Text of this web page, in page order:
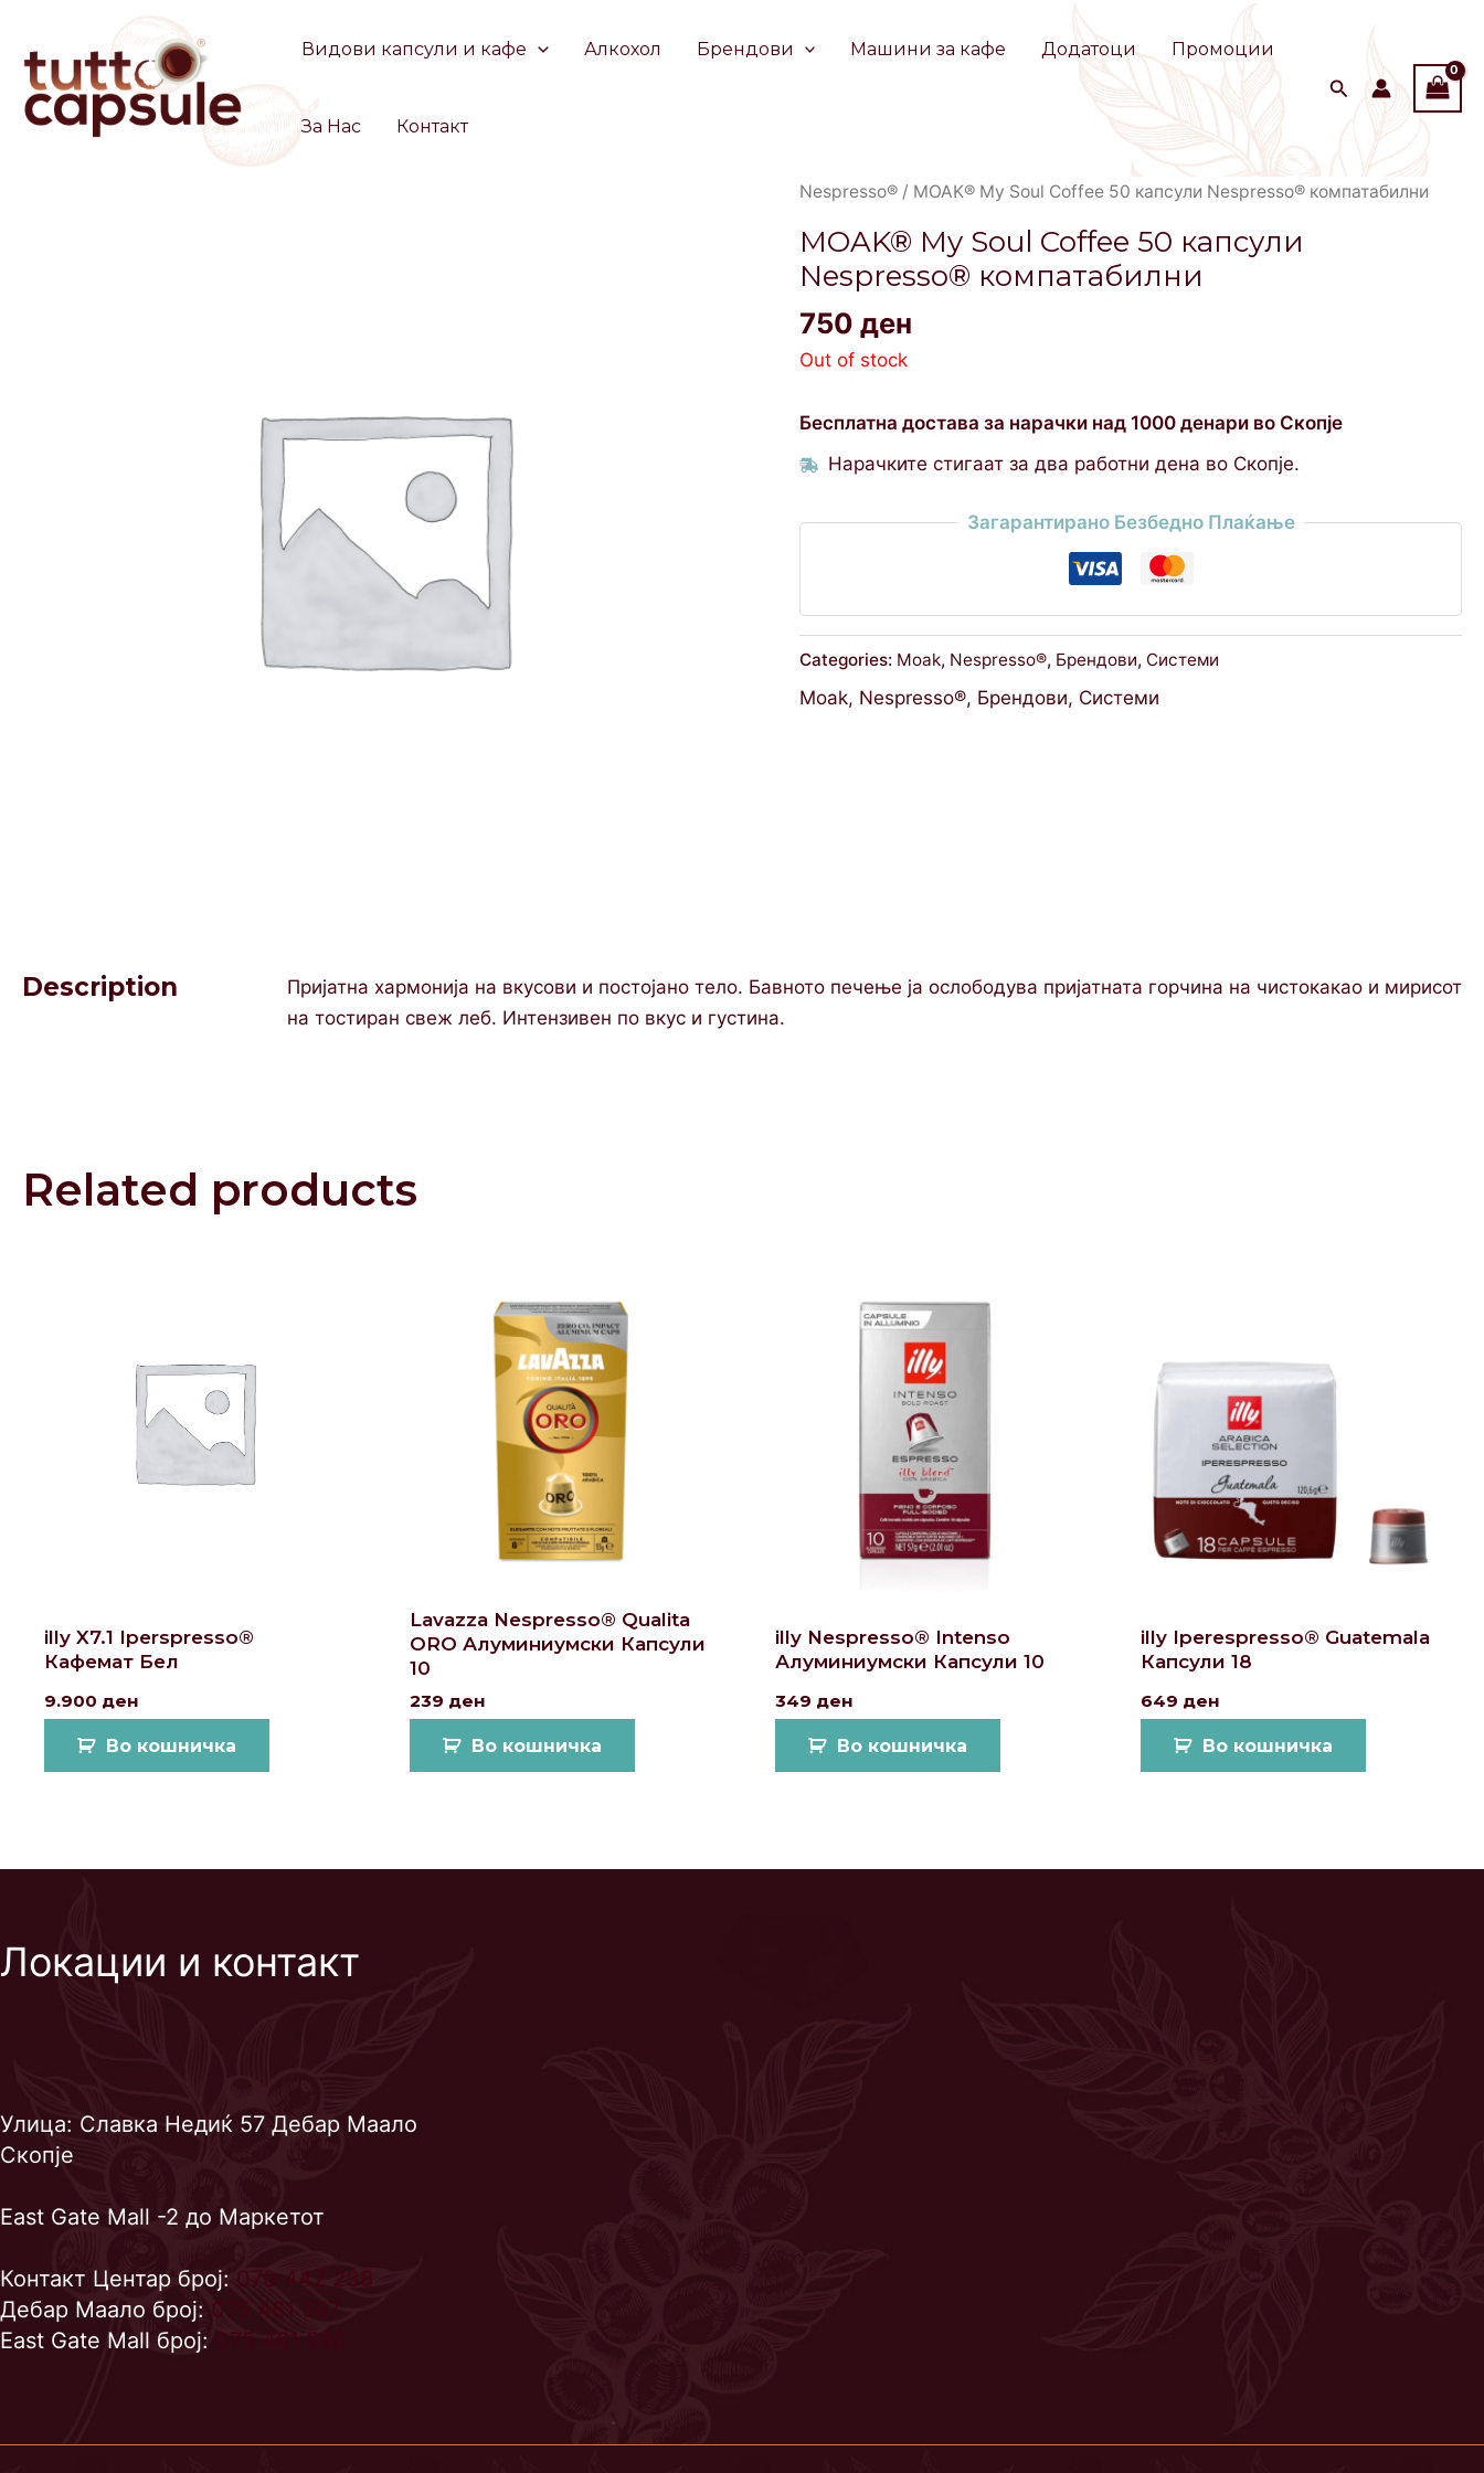
content
Видови капсули и кафе Алкохол Брендови Машини за кафе Додатоци Промоции
За Нас Контакт
Nespresso® / MOAK® My Soul Coffee 50 капсули Nespresso® компатабилни
MOAK® My Soul Coffee 50 капсули
Nespresso® компатабилни
750ден
Out of stock
Бесплатна достава за нарачки над 1000 денари во Скопје
Нарачките стигаат за два работни дена во Скопје.
Загарантирано Безбедно Плаќање
Categories: Moak, Nespresso®, Брендови, Системи
Moak, Nespresso®, Брендови, Системи
Description
Пријатна хармонија на вкусови и постојано тело. Бавното печење ја ослободува пријатната горчина на чистокакао и мирисот
на тостиран свеж леб. Интензивен по вкус и густина.
Related products
illy X7.1 Iperspresso®
Кафемат Бел
9.900 ден
Во кошничка
Lavazza Nespresso® Qualita
ORO Алуминиумски Капсули
10
239 ден
Во кошничка
illy Nespresso® Intenso
Алуминиумски Капсули 10
349 ден
Во кошничка
illy Iperespresso® Guatemala
Капсули 18
649 ден
Во кошничка
Локации и контакт
Улица: Славка Недиќ 57 Дебар Маало
Скопје
East Gate Mall -2 до Маркетот
Контакт Центар број:
070 442 238
Дебар Маало број: 075 461 597
East Gate Mall број: 075 461 596